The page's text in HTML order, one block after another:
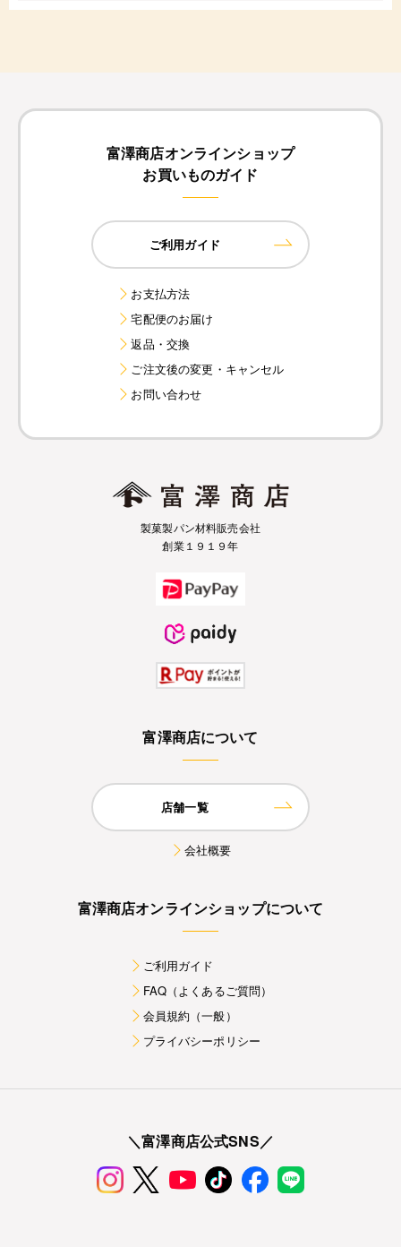
富澤商店オンラインショップ
お買いものガイド
ご利用ガイド
お支払方法
宅配便のお届け
返品・交換
ご注文後の変更・キャンセル
お問い合わせ
製菓製パン材料販売会社
創業１９１９年
富澤商店について
店舗一覧
会社概要
富澤商店オンラインショップについて
ご利用ガイド
FAQ（よくあるご質問）
会員規約（一般）
プライバシーポリシー
＼富澤商店公式SNS／